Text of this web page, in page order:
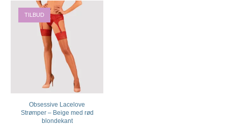
TILBUD
Obsessive Lacelove
Strømper – Beige med rød
blondekant